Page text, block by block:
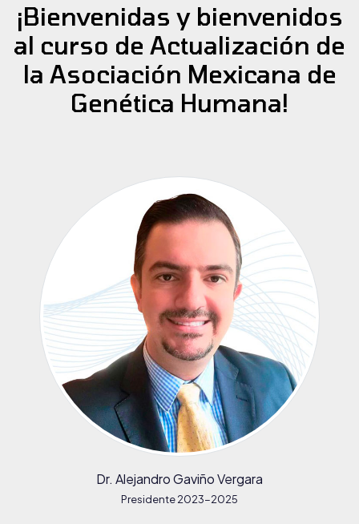
¡Bienvenidas y bienvenidos
al curso de Actualización de
la Asociación Mexicana de
Genética Humana!
Dr. Alejandro Gaviño Vergara
Presidente 2023-2025